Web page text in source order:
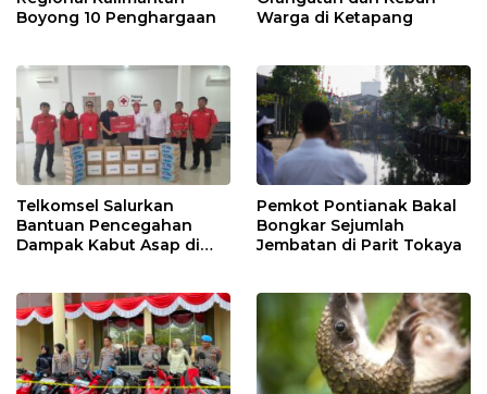
Boyong 10 Penghargaan
Warga di Ketapang
Telkomsel Salurkan
Bantuan Pencegahan
Dampak Kabut Asap di
Pemkot Pontianak Bakal
Bongkar Sejumlah
Jembatan di Parit Tokaya